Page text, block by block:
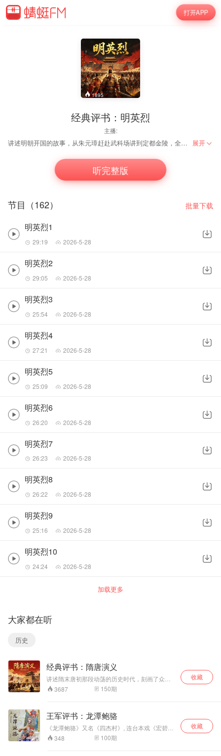
打开APP
1895
经典评书：明英烈
主播:
讲述明朝开国的故事，从朱元璋赶赴武科场讲到定都金陵，全书分武科场、战襄阳、请徐达、常茂出世、破金陵等故事组成。 展开
听完整版
节目（162） 批量下载
明英烈1
29:19 2026-5-28
明英烈2
29:05 2026-5-28
明英烈3
25:54 2026-5-28
明英烈4
27:21 2026-5-28
明英烈5
25:09 2026-5-28
明英烈6
26:20 2026-5-28
明英烈7
26:23 2026-5-28
明英烈8
26:22 2026-5-28
明英烈9
25:16 2026-5-28
明英烈10
24:24 2026-5-28
加载更多
大家都在听
历史
经典评书：隋唐演义
讲述隋末唐初那段动荡的历史时代，刻画了众多
有血有肉的草莽英雄。人物活灵活现，侠义勇
武、忠孝仁义刻画得深刻动人，战斗场面和人物
3687 150期
收藏
王军评书：龙潭鲍骆
《龙潭鲍骆》又名《四杰村》, 连台本戏《宏碧
缘》的故事也缘出于此。这是一出展示跟头和武
打绝活的功夫戏。
348 100期
收藏